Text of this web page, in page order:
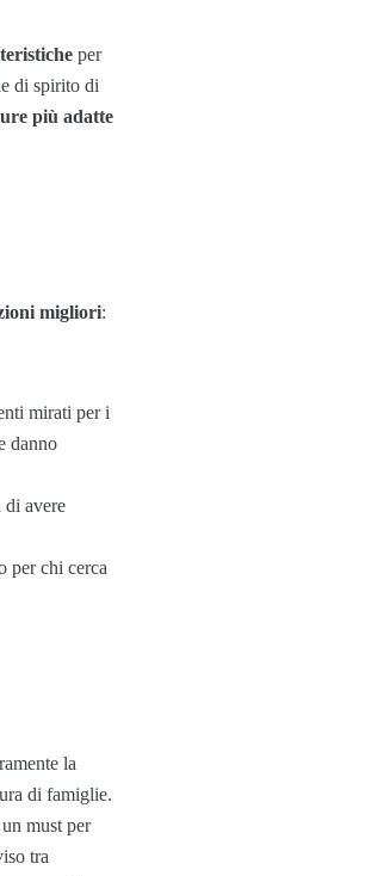
per
di spirito di
più adatte
migliori:
mirati per i
danno
di avere
per chi cerca
la
di famiglie.
must per
tra